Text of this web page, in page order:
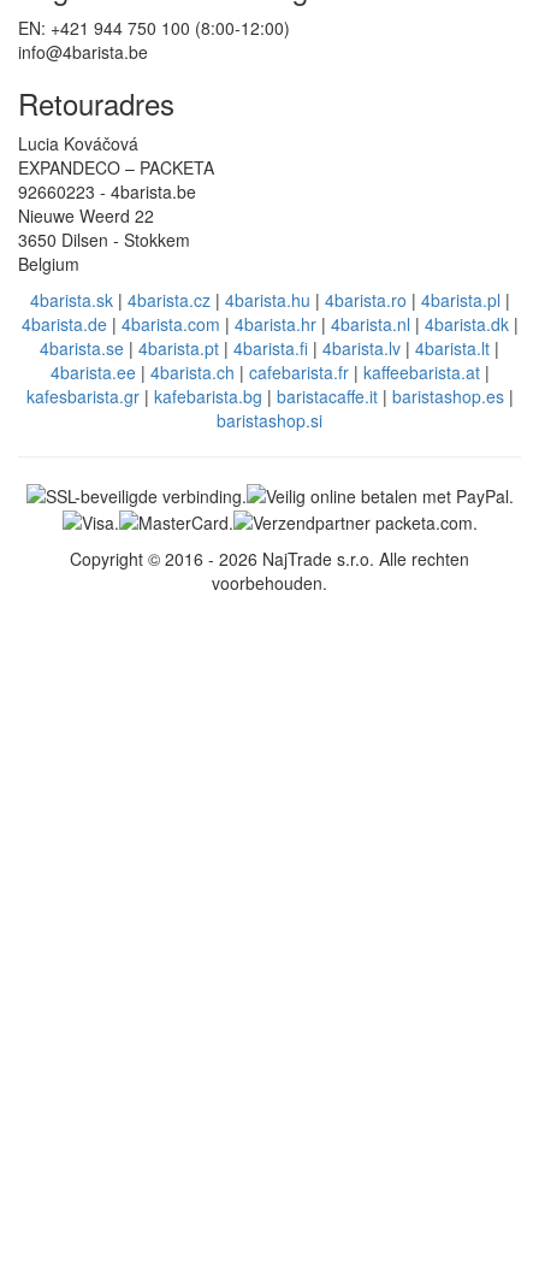
EN: +421 944 750 100 (8:00-12:00)
info@4barista.be
Retouradres
Lucia Kováčová
EXPANDECO – PACKETA
92660223 - 4barista.be
Nieuwe Weerd 22
3650 Dilsen - Stokkem
Belgium
4barista.sk| 4barista.cz| 4barista.hu | 4barista.ro | 4barista.pl |
4barista.de| 4barista.com | 4barista.hr| 4barista.nl | 4barista.dk|
4barista.se | 4barista.pt | 4barista.fi | 4barista.lv | 4barista.lt |
4barista.ee| 4barista.ch | cafebarista.fr| kaffeebarista.at|
kafesbarista.gr| kafebarista.bg | baristacaffe.it| baristashop.es|
baristashop.si
Copyright © 2016 - 2026 NajTrade s.r.o. Alle rechten
voorbehouden.